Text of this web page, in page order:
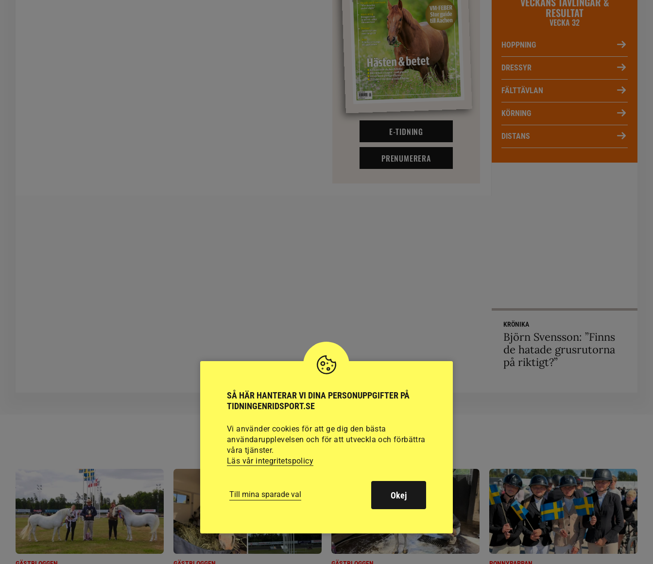
E-TIDNING
PRENUMERERA
RESULTAT
VECKA 32
HOPPNING
DRESSYR
FÄLTTÄVLAN
KÖRNING
DISTANS
KRÖNIKA
Björn Svensson: ”Finns
de hatade grusrutorna
på riktigt?”
BLOGGAR
SÅ HÄR HANTERAR VI DINA PERSONUPPGIFTER PÅ
TIDNINGENRIDSPORT.SE
Vi använder cookies för att ge dig den bästa
användarupplevelsen och för att utveckla och förbättra
våra tjänster.
Läs vår integritetspolicy
Till mina sparade val Okej